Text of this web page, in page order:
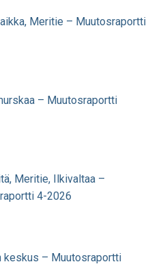
Meritie – Muutosraportti
– Muutosraportti
Meritie, Ilkivaltaa –
4-2026
keskus – Muutosraportti